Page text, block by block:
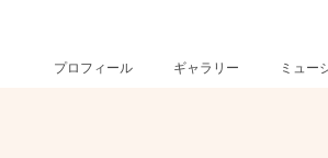
プロフィール ギャラリー ミュー